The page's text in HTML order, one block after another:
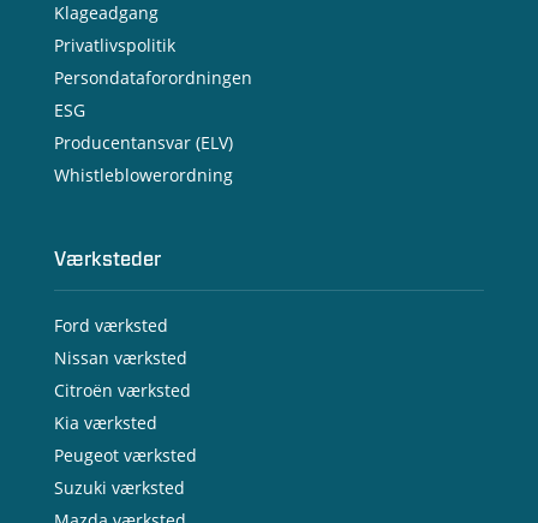
Klageadgang
Privatlivspolitik
Persondataforordningen
ESG
Producentansvar (ELV)
Whistleblowerordning
Værksteder
Ford værksted
Nissan værksted
Citroën værksted
Kia værksted
Peugeot værksted
Suzuki værksted